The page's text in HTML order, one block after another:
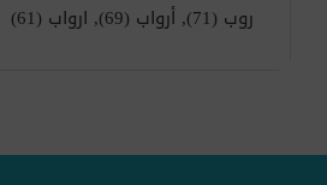
روب (71)
, أرواب (69)
, ارواب (61)